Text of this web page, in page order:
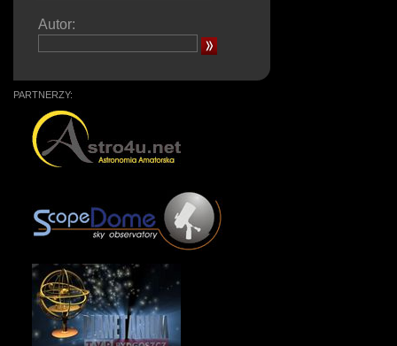
Autor:
PARTNERZY: